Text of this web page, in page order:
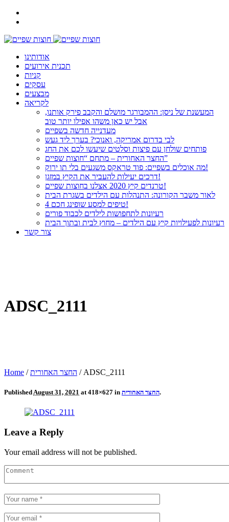
אודותינו
תכנית אירועים
קניות
עסקים
מבצעים
לקריאה
המעשנת של ניסן: ההמבורגר מושלם והקבב פירק אותנו,
אבל יש כאן משהו אפילו יותר טוב
מעדנייה חדשה בשפיים
לבי בדרום אמריקה, ואנוכי? בערך ליד געש
פותחים שולחן עם פיצות וסלטים שיעשו לכם את החג
החצר האחורית – מתחם “חוצות שפיים”
מה אוכלים בשפיים: פוד טראקס משגעים בלי תו ירוק!
דרכים יעילות להעביר את הקיץ במזגן!
טרנדים קיץ 2020 אצלנו בחוצות שפיים!
לאור משבר הקורונה: התנהלות עם הילדים בשגרת הבית
4 טיפים למסע שופינג חכם!
רעיונות לתחפושות לילדים לכבוד פורים
רעיונות לפעילויות קיץ עם הילדים – מחוץ לבית ובתוך הבית
צור קשר
ADSC_2111
Home /החצר האחורית / ADSC_2111
PublishedAugust 31, 2021 at 418×627 in החצר האחורית.
Leave a Reply
Your email address will not be published.